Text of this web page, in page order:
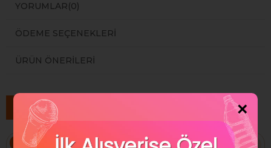
YORUMLAR(0)
ÖDEME SEÇENEKLERI
ÜRÜN ÖNERILERI
Benzer Ürünler
%64 %64
×